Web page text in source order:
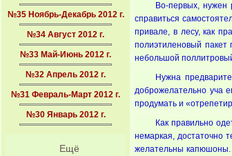
№35 Ноябрь-Декабрь 2012 г.
№34 Август 2012 г.
№33 Май-Июнь 2012 г.
№32 Апрель 2012 г.
№31 Февраль-Март 2012 г.
№30 Январь 2012 г.
Ещё
Во-первых, нужен
справиться
привале, в лесу, как
полиэтиленовый пакет
небольшой
Нужна
доброжелательно уча
продумать и
Как правильно
немаркая, достаточно
желательны капюшоны.